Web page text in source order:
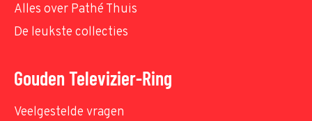
Alles over Pathé Thuis
De leukste collecties
Gouden Televizier-Ring
Veelgestelde vragen